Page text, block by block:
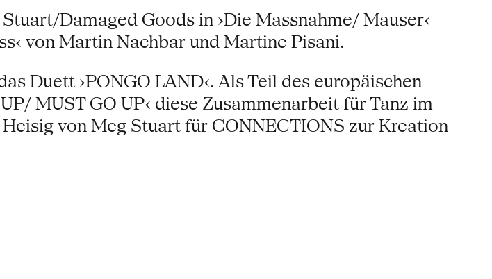
Damaged Goods in ›Die Massnahme/ Mauser‹
von Martin Nachbar und Martine Pisani.
Duett ›PONGO LAND‹. Als Teil des europäischen
MUST GO UP‹ diese Zusammenarbeit für Tanz im
von Meg Stuart für CONNECTIONS zur Kreation